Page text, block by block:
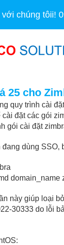
với chúng tôii!
25 cho
quy trình cài
đặt các gói
gói cài đặt
đang dùng SSO,
domain_name
này giúp loại
30333 do lỗi